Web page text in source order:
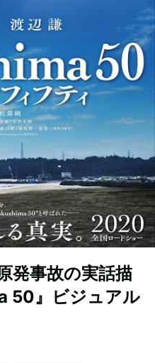
発事故の実話描
50』ビジュアル